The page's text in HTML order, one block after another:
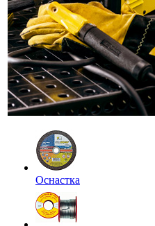
Оснастка